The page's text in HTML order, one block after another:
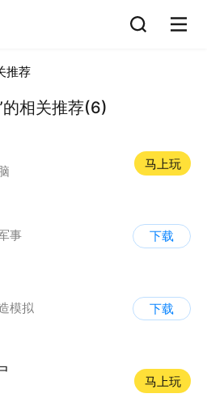
推荐
的相关推荐(6)
马上玩
事
下载
模拟
下载
马上玩